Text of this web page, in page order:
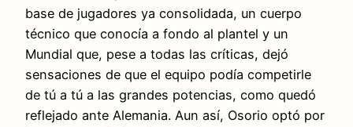
base de jugadores ya consolidada, un cuerpo
técnico que conocía a fondo al plantel y un
Mundial que, pese a todas las críticas, dejó
sensaciones de que el equipo podía competirle
de tú a tú a las grandes potencias, como quedó
reflejado ante Alemania. Aun así, Osorio optó por